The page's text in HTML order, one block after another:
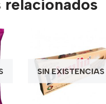
relacionados
SIN EXISTENCIAS